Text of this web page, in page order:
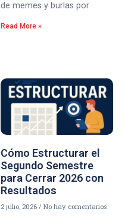
de memes y burlas por
Read More »
Cómo Estructurar el
Segundo Semestre
para Cerrar 2026 con
Resultados
2 julio, 2026 No hay comentarios